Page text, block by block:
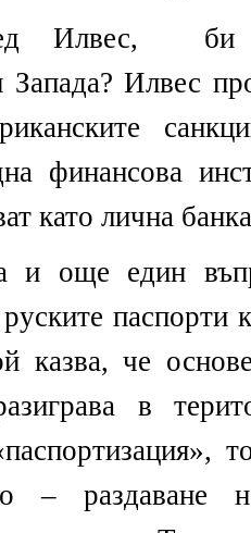
Илвес, би
Запада? Илвес
финансова
като лична
и още един
паспорти
казва, че
в
– раздаване